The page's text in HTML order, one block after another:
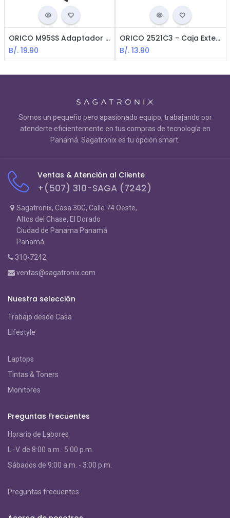
ORICO M95SS Adaptador Caddy de Interface SATA3.0 para Laptops - para agregar SSD y/o HDD
B/. 19.90
ORICO 2521C3 - Caja Externa / 2.5 / SATA HDD / USB -C / Black
B/. 13.90
Somos un pequeño pero apasionado equipo, trabajando por
atenderte eficientemente en tus compras de tecnología en
Panamá. Sagatronix es tu opción smart.
Ventas & Atención al Cliente
+(507) 310-SAGA (7242)
Sagatronix, Casa 30G, Calle 74 Oeste,
Altos del Chase, El Dorado
Ciudad de Panama Panamá
Panamá
310-7242
ventas@sagatronix.com
Nuestra selección
Trabajo desde Casa
Lifestyle
Laptops
Tintas & Toners
Monitores
Preguntas Frecuentes
Horario de Labores
L.-V. de 8:00 a.m. 5:00 p.m.
Sábados de 9:00 a.m. - 3:00 p.m.
Preguntas frecuentes